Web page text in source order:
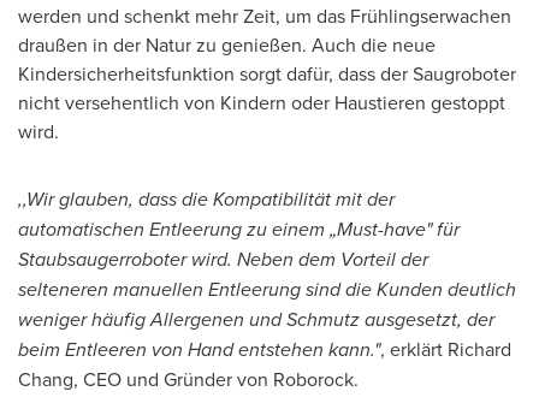
werden und schenkt mehr Zeit, um das Frühlingserwachen
draußen in der Natur zu genießen. Auch die neue
Kindersicherheitsfunktion sorgt dafür, dass der Saugroboter
nicht versehentlich von Kindern oder Haustieren gestoppt
wird.
,,Wir glauben, dass die Kompatibilität mit der
automatischen Entleerung zu einem „Must-have" für
Staubsaugerroboter wird. Neben dem Vorteil der
selteneren manuellen Entleerung sind die Kunden deutlich
weniger häufig Allergenen und Schmutz ausgesetzt, der
beim Entleeren von Hand entstehen kann.", erklärt Richard
Chang, CEO und Gründer von Roborock.